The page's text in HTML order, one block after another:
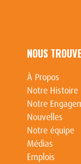
NOUS
À Propos
Notre Histoire
Notre
Nouvelles
Notre équipe
Médias
Emplois